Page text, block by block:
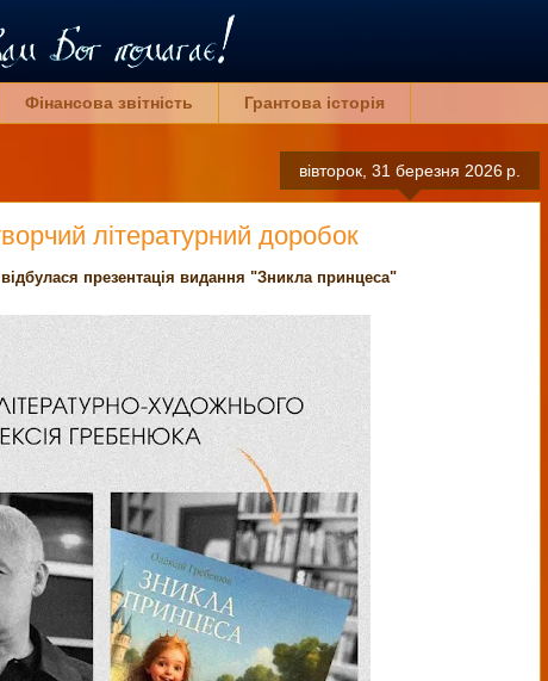
Фінансова звітність Грантова історія
вівторок, 31 березня 2026 р.
літературний доробок
презентація видання "Зникла принцеса"